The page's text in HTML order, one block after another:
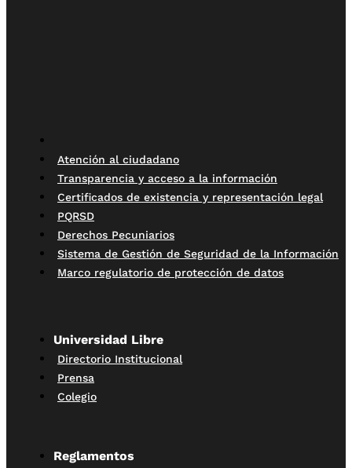
Atención al ciudadano
Transparencia y acceso a la información
Certificados de existencia y representación legal
PQRSD
Derechos Pecuniarios
Sistema de Gestión de Seguridad de la Información
Marco regulatorio de protección de datos
Universidad Libre
Directorio Institucional
Prensa
Colegio
Reglamentos